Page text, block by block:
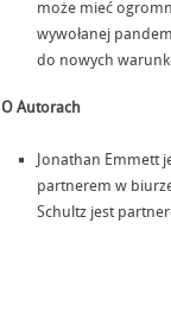
może mieć
wywołanej
do nowych
O Autorach
Jonathan Emmett
partnerem w
Schultz jest